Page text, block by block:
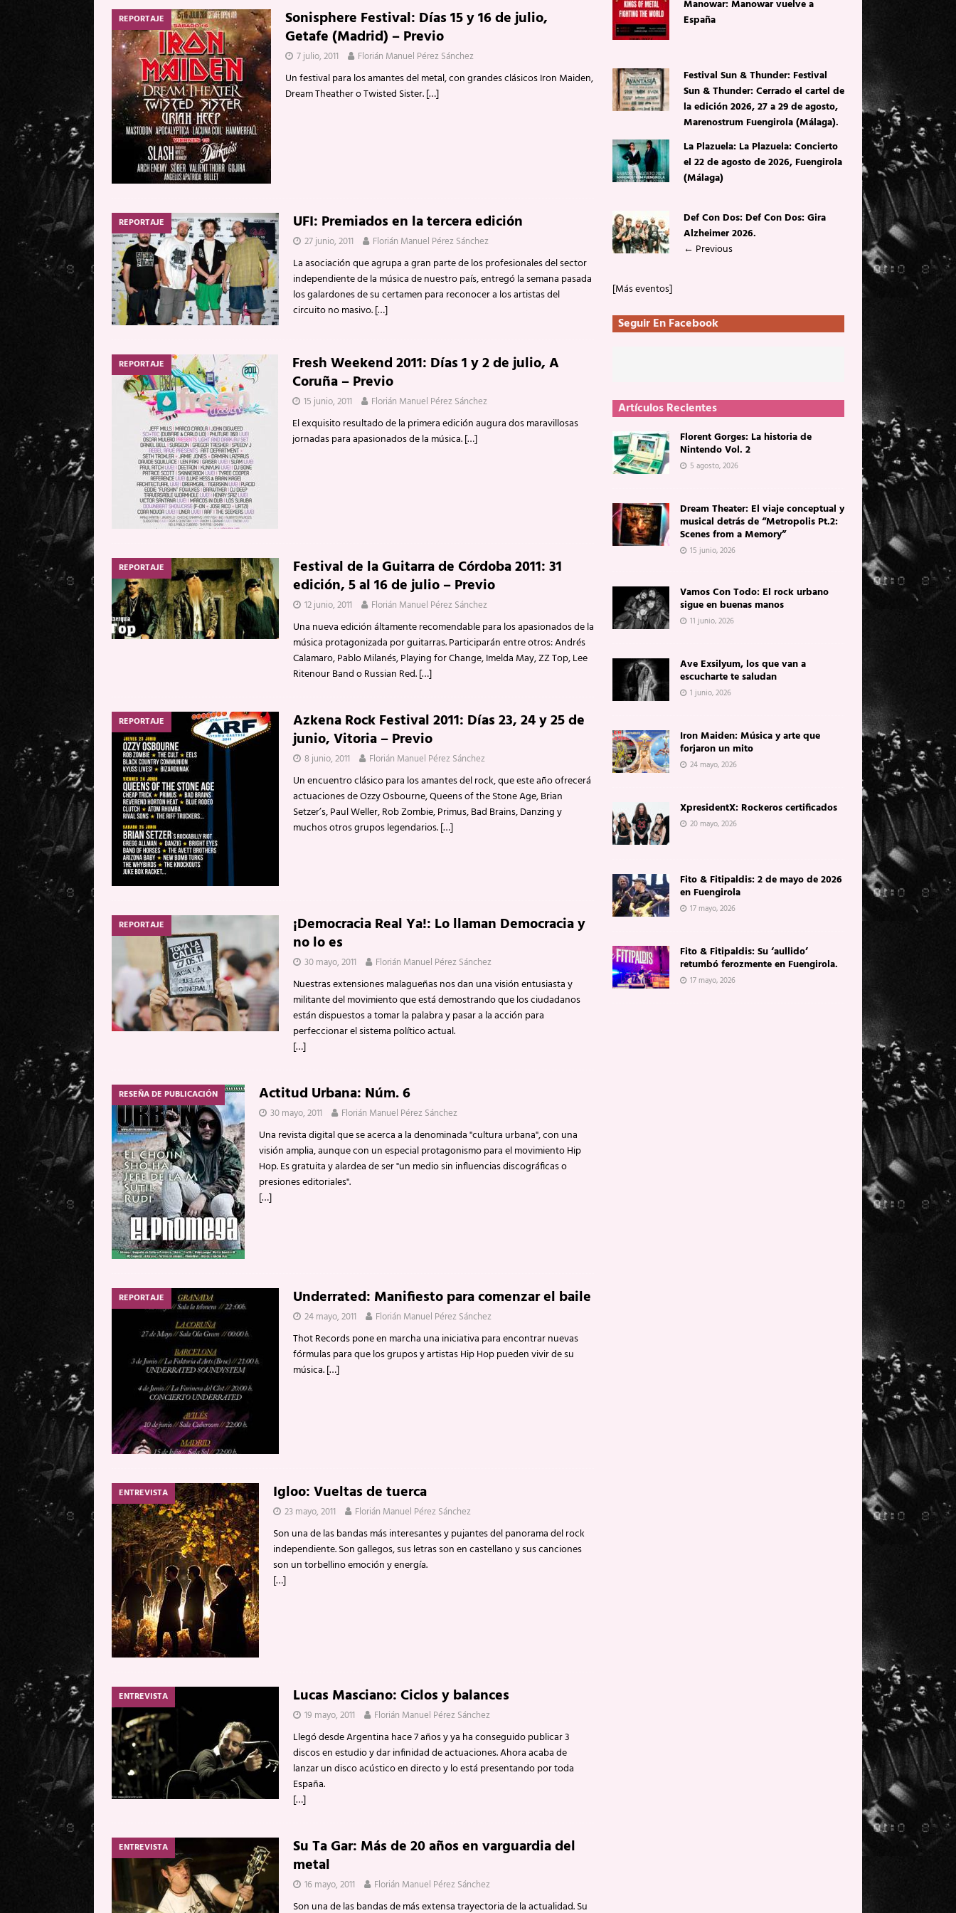
REPORTAJE
Sonisphere Festival: Días 15 y 16 de julio,
Getafe (Madrid) – Previo
7 julio, 2011 Florián Manuel Pérez Sánchez
Un festival para los amantes del metal, con grandes clásicos Iron Maiden,
Dream Theather o Twisted Sister.[…]
REPORTAJE UFI: Premiados en la tercera edición
27 junio, 2011 Florián Manuel Pérez Sánchez
La asociación que agrupa a gran parte de los profesionales del sector
independiente de la música de nuestro país, entregó la semana pasada
los galardones de su certamen para reconocer a los artistas del
circuito no masivo.[…]
REPORTAJE
Fresh Weekend 2011: Días 1 y 2 de julio, A
Coruña – Previo
15 junio, 2011 Florián Manuel Pérez Sánchez
El exquisito resultado de la primera edición augura dos maravillosas
jornadas para apasionados de la música.[…]
REPORTAJE
Festival de la Guitarra de Córdoba 2011: 31
edición, 5 al 16 de julio – Previo
12 junio, 2011 Florián Manuel Pérez Sánchez
Una nueva edición áltamente recomendable para los apasionados de la
música protagonizada por guitarras. Participarán entre otros: Andrés
Calamaro, Pablo Milanés, Playing for Change, Imelda May, ZZ Top, Lee
Ritenour Band o Russian Red.[…]
REPORTAJE
Azkena Rock Festival 2011: Días 23, 24 y 25 de
junio, Vitoria – Previo
8 junio, 2011 Florián Manuel Pérez Sánchez
Un encuentro clásico para los amantes del rock, que este año ofrecerá
actuaciones de Ozzy Osbourne, Queens of the Stone Age, Brian
Setzer’s, Paul Weller, Rob Zombie, Primus, Bad Brains, Danzing y
muchos otros grupos legendarios.[…]
REPORTAJE
¡Democracia Real Ya!: Lo llaman Democracia y
no lo es
30 mayo, 2011 Florián Manuel Pérez Sánchez
Nuestras extensiones malagueñas nos dan una visión entusiasta y
militante del movimiento que está demostrando que los ciudadanos
están dispuestos a tomar la palabra y pasar a la acción para
perfeccionar el sistema político actual.
[…]
RESEÑA DE PUBLICACIÓN Actitud Urbana: Núm. 6
30 mayo, 2011 Florián Manuel Pérez Sánchez
Una revista digital que se acerca a la denominada "cultura urbana", con una
visión amplia, aunque con un especial protagonismo para el movimiento Hip
Hop. Es gratuita y alardea de ser "un medio sin influencias discográficas o
presiones editoriales".
[…]
REPORTAJE Underrated: Manifiesto para comenzar el baile
24 mayo, 2011 Florián Manuel Pérez Sánchez
Thot Records pone en marcha una iniciativa para encontrar nuevas
fórmulas para que los grupos y artistas Hip Hop pueden vivir de su
música.[…]
ENTREVISTA Igloo: Vueltas de tuerca
23 mayo, 2011 Florián Manuel Pérez Sánchez
Son una de las bandas más interesantes y pujantes del panorama del rock
independiente. Son gallegos, sus letras son en castellano y sus canciones
son un torbellino emoción y energía.
[…]
ENTREVISTA Lucas Masciano: Ciclos y balances
19 mayo, 2011 Florián Manuel Pérez Sánchez
Llegó desde Argentina hace 7 años y ya ha conseguido publicar 3
discos en estudio y dar infinidad de actuaciones. Ahora acaba de
lanzar un disco acústico en directo y lo está presentando por toda
España.
[…]
ENTREVISTA
Su Ta Gar: Más de 20 años en varguardia del
metal
16 mayo, 2011 Florián Manuel Pérez Sánchez
Son una de las bandas de más extensa trayectoria de la actualidad. Su
Manowar: Manowar vuelve a
España
Festival Sun & Thunder: Festival
Sun & Thunder: Cerrado el cartel de
la edición 2026, 27 a 29 de agosto,
Marenostrum Fuengirola (Málaga).
La Plazuela: La Plazuela: Concierto
el 22 de agosto de 2026, Fuengirola
(Málaga)
Def Con Dos: Def Con Dos: Gira
Alzheimer 2026.
← Previous
[Más eventos]
Seguir En Facebook
Artículos Recientes
Florent Gorges: La historia de
Nintendo Vol. 2
5 agosto, 2026
Dream Theater: El viaje conceptual y
musical detrás de “Metropolis Pt.2:
Scenes from a Memory”
15 junio, 2026
Vamos Con Todo: El rock urbano
sigue en buenas manos
11 junio, 2026
Ave Exsilyum, los que van a
escucharte te saludan
1 junio, 2026
Iron Maiden: Música y arte que
forjaron un mito
24 mayo, 2026
XpresidentX: Rockeros certificados
20 mayo, 2026
Fito & Fitipaldis: 2 de mayo de 2026
en Fuengirola
17 mayo, 2026
Fito & Fitipaldis: Su ‘aullido’
retumbó ferozmente en Fuengirola.
17 mayo, 2026